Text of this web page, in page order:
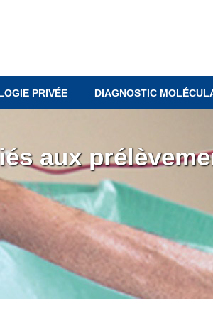
PRIVÉE DIAGNOSTIC
aux